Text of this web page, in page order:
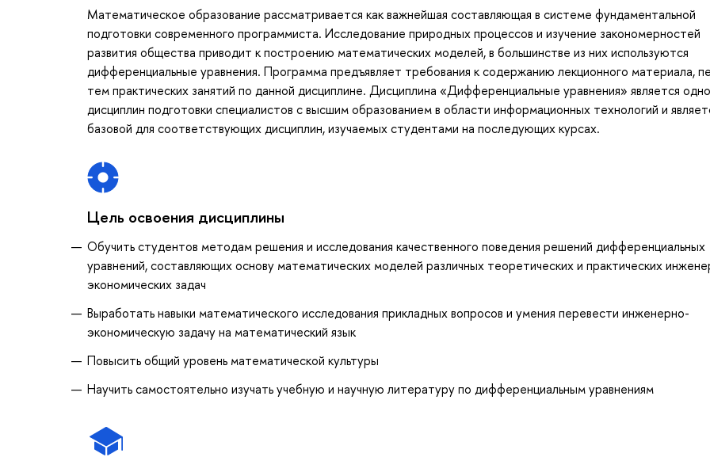
Математическое образование рассматривается как важнейшая составляющая в системе фундаментальной
подготовки современного программиста. Исследование природных процессов и изучение закономерностей
развития общества приводит к построению математических моделей, в большинстве из них используются
дифференциальные уравнения. Программа предъявляет требования к содержанию лекционного материала,
тем практических занятий по данной дисциплине. Дисциплина «Дифференциальные уравнения» является
дисциплин подготовки специалистов с высшим образованием в области информационных технологий и
базовой для соответствующих дисциплин, изучаемых студентами на последующих курсах.
Цель освоения дисциплины
Обучить студентов методам решения и исследования качественного поведения решений дифференциальных
уравнений, составляющих основу математических моделей различных теоретических и практических
экономических задач
Выработать навыки математического исследования прикладных вопросов и умения перевести инженерно-
экономическую задачу на математический язык
Повысить общий уровень математической культуры
Научить самостоятельно изучать учебную и научную литературу по дифференциальным уравнениям